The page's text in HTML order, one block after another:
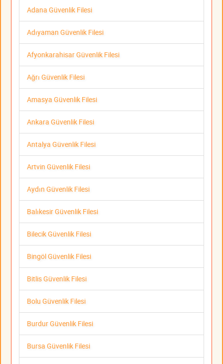
Adana Güvenlik Filesi
Adıyaman Güvenlik Filesi
Afyonkarahisar Güvenlik Filesi
Ağrı Güvenlik Filesi
Amasya Güvenlik Filesi
Ankara Güvenlik Filesi
Antalya Güvenlik Filesi
Artvin Güvenlik Filesi
Aydın Güvenlik Filesi
Balıkesir Güvenlik Filesi
Bilecik Güvenlik Filesi
Bingöl Güvenlik Filesi
Bitlis Güvenlik Filesi
Bolu Güvenlik Filesi
Burdur Güvenlik Filesi
Bursa Güvenlik Filesi